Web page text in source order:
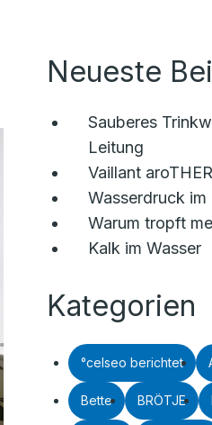
Neueste
Sauberes
Leitung
Vaillant
Wasserdruck im
Warum tropft
Kalk im Wasser
Kategorien
°celseo berichtet
Bette BRÖTJE